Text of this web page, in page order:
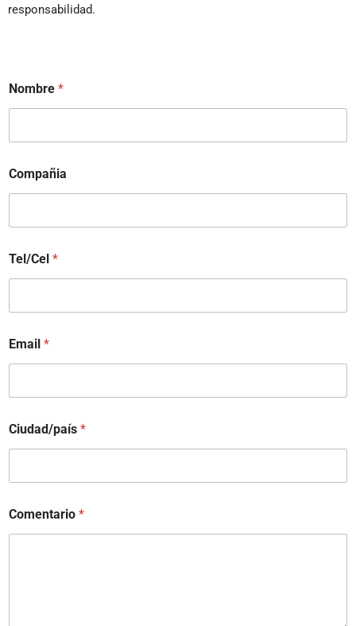
responsabilidad.
Nombre *
Compañia
Tel/Cel *
Email *
Ciudad/país *
Comentario *